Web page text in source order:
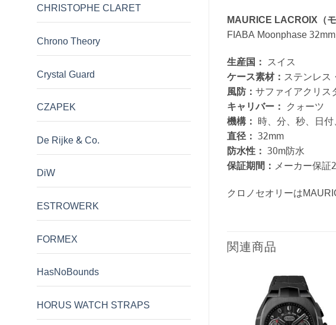
CHRISTOPHE CLARET
Chrono Theory
Crystal Guard
CZAPEK
De Rijke & Co.
DiW
ESTROWERK
FORMEX
HasNoBounds
HORUS WATCH STRAPS
MAURICE LACROIX（
FIABA Moonphase 32mm
生産国： スイス
ケース素材： ステンレス
風防： サファイアクリス
キャリバー： クォーツ
機構： 時、分、秒、日
直径： 32mm
防水性： 30m防水
保証期間： メーカー保証
クロノセオリーは
関連商品